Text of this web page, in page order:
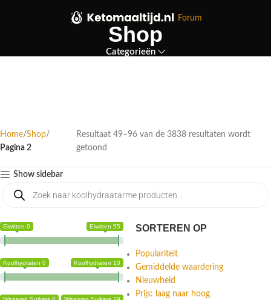
Forum
Shop
Categorieën
Home Shop
Pagina 2
Resultaat 49–96 van de 3838 resultaten wordt
getoond
Show sidebar
Eiwitten 0 Eiwitten 55
Koolhydraten 0 Koolhydraten 10
SORTEREN OP
Populariteit
Gemiddelde waardering
Nieuwheid
Prijs: laag naar hoog